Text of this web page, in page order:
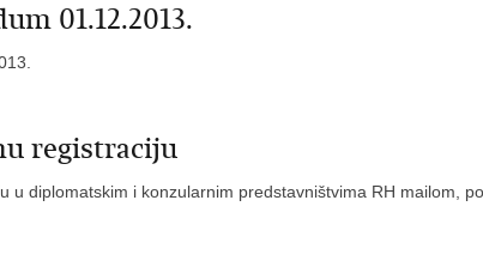
01.12.2013.
registraciju
u diplomatskim i konzularnim predstavništvima RH mailom,